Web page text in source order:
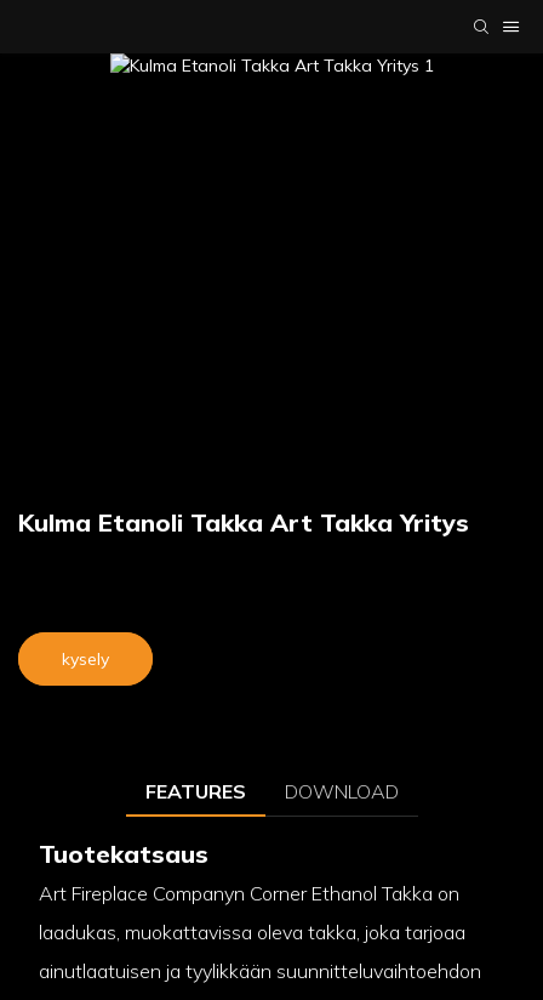
Kulma Etanoli Takka Art Takka Yritys
kysely
FEATURES DOWNLOAD
Tuotekatsaus
Art Fireplace Companyn Corner Ethanol Takka on
laadukas, muokattavissa oleva takka, joka tarjoaa
ainutlaatuisen ja tyylikkään suunnitteluvaihtoehdon